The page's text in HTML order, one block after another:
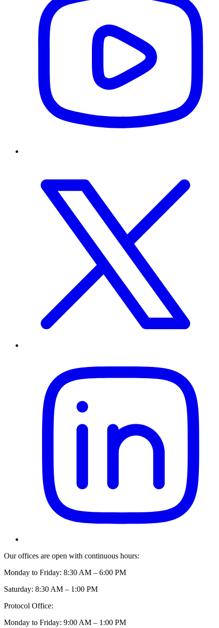
Our offices are open with continuous hours:
Monday to Friday: 8:30 AM – 6:00 PM
Saturday: 8:30 AM – 1:00 PM
Protocol Office:
Monday to Friday: 9:00 AM – 1:00 PM